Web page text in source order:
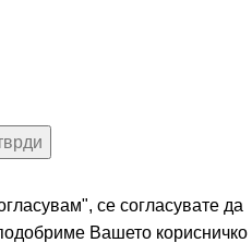
се согласувате да
Вашето корисничко